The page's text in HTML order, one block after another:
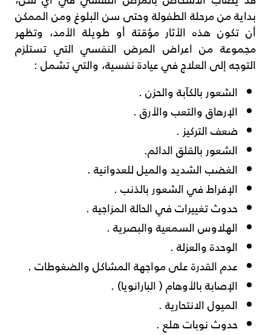
بداية من مرحلة الطفولة وحتى سن البلوغ ومن الممكن
أن تكون هذه الأثار مؤقتة أو طويلة الأمد، وتظهر
مجموعة من اعراض المرض النفسي التي تستلزم
التوجه إلى العلاج في عيادة نفسية، والتي تشمل :
الشعور بالكآبة والحزن .
الإرهاق والتعب والأرق .
ضعف التركيز .
الشعور بالقلق الدائم.
الغضب الشديد والميل للعدوانية .
الإفراط في الشعور بالذنب .
حدوث تغييرات في الحالة المزاجية .
الهلاوس السمعية والبصرية .
الوحدة والعزلة .
عدم القدرة على مواجهة المشاكل والضغوطات .
الإصابة بالأوهام ( البارانويا) .
الميول الانتحارية .
حدوث نوبات هلع .